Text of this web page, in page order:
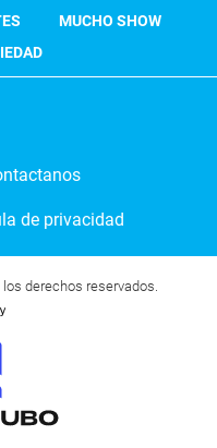
MUCHO SHOW
de privacidad
derechos reservados.